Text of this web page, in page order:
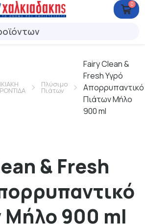
0
Πλύσιμο
Πιάτων
Fairy Clean &
Fresh Υγρό
Απορρυπαντικό
Πιάτων Μήλο
900 ml
& Fresh
Μήλο 900 ml